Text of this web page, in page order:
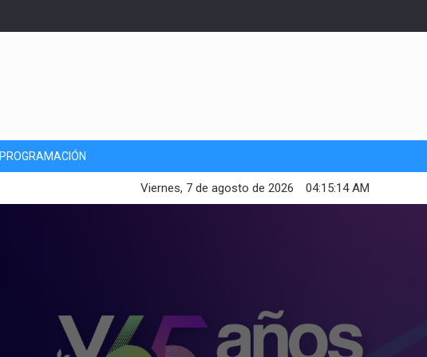
PROGRAMACIÓN
04:15:16 AM
Viernes, 7 de agosto de 2026